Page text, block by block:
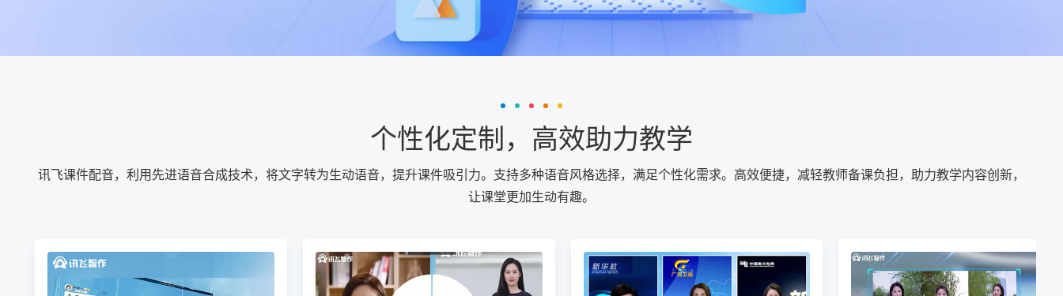
个性化定制，高效助力教学
讯飞课件配音，利用先进语音合成技术，将文字转为生动语音，提升课件吸引力。支持多种语音风格选择，满足个性化需求。高效便捷，减轻教师备课负担，助力教学内容创新，
让课堂更加生动有趣。